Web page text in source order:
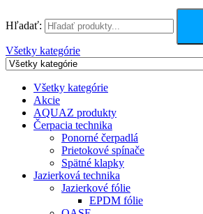
Hľadať:
Všetky kategórie
Všetky kategórie
Akcie
AQUAZ produkty
Čerpacia technika
Ponorné čerpadlá
Prietokové spínače
Spätné klapky
Jazierková technika
Jazierkové fólie
EPDM fólie